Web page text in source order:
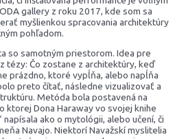
gallery z roku 2017, kde som sa
myšlienkou spracovania architektúry
pohľadom.
so samotným priestorom. Idea pre
tézy: Čo zostane z architektúry, keď
prázdno, ktoré vypĺňa, alebo napĺňa
preto čítať, následne vizualizovať a
Metóda bola postavená na
ktorej Dona Haraway vo svojej knihe
ako o mytológii, alebo učení, či
Navajo. Niektorí Navažskí myslitelia